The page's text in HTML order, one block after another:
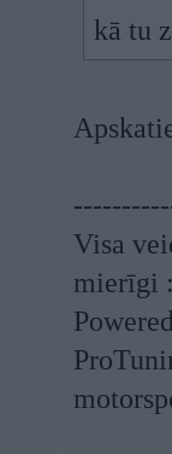
kā tu
Visa
mierīgi